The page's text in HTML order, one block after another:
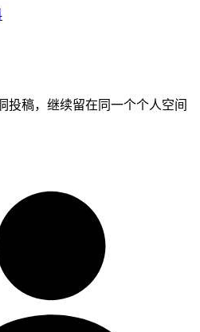
投稿，继续留在同一个个人空间